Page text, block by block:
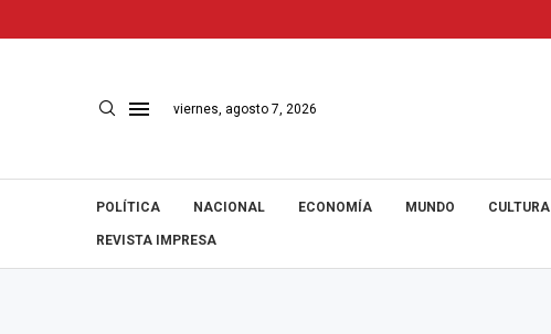
viernes, agosto 7, 2026
POLÍTICA NACIONAL ECONOMÍA MUNDO CULTURA
REVISTA IMPRESA